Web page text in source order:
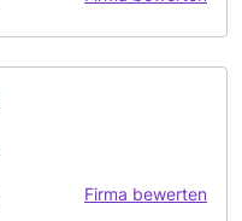
Firma bewerten